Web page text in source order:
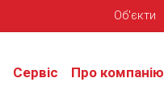
Об'єкти
Сервіс Про компанію